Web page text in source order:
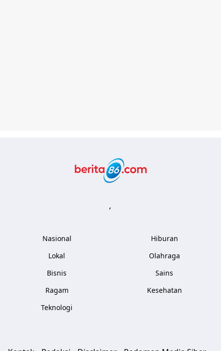
,
Nasional
Lokal
Bisnis
Ragam
Teknologi
Hiburan
Olahraga
Sains
Kesehatan